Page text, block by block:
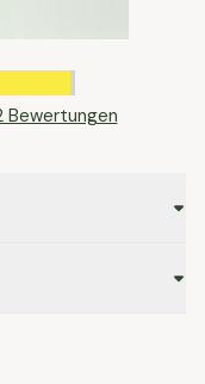
Bewertungen